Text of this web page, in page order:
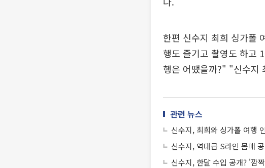
한편 신수지 최희 싱가폴
행도 즐기고 촬영도 하고
행은 어땠을까?" "신수지
관련 뉴스
신수지, 최희와 싱가폴 여행
신수지, 역대급 S라인 몸매
신수지, 한달 수입 공개? '깜